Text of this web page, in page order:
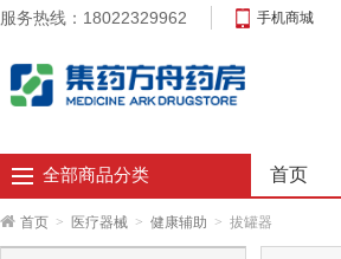
服务热线：18022329962 手机商城
全部商品分类 首页
首页 > 医疗器械 > 健康辅助 > 拔罐器